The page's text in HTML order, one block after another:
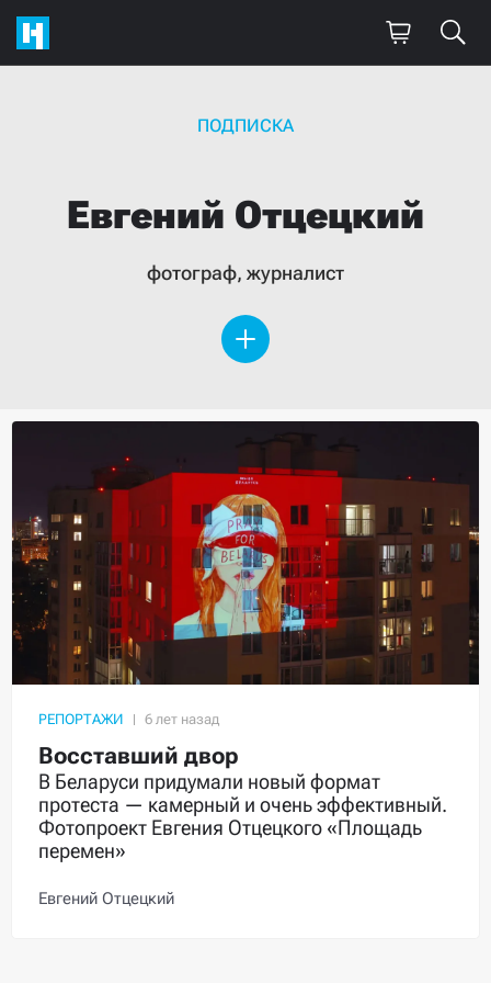
ПОДПИСКА
Евгений Отцецкий
фотограф, журналист
РЕПОРТАЖИ
Восставший двор
В Беларуси придумали новый формат
протеста — камерный и очень эффективный.
Фотопроект Евгения Отцецкого «Площадь
перемен»
Евгений Отцецкий